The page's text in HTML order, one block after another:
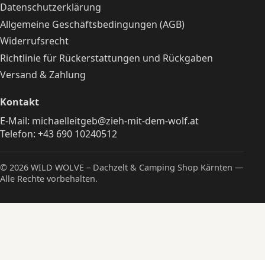
Datenschutzerklärung
Allgemeine Geschäftsbedingungen (AGB)
Widerrufsrecht
Richtlinie für Rückerstattungen und Rückgaben
Versand & Zahlung
Kontakt
E-Mail: michaelleitgeb@zieh-mit-dem-wolf.at
Telefon: +43 690 10240512
© 2026 WILD WOLVE – Dachzelt & Camping Shop Kärnten —
Alle Rechte vorbehalten.